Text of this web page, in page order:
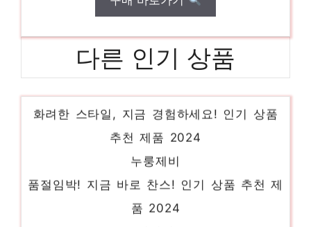
다른 인기 상품
대건명가돼지국밥
화려한 스타일, 지금 경험하세요! 인기 상품
추천 제품 2024
누룽제비
품절임박! 지금 바로 찬스! 인기 상품 추천 제
닭양쌈